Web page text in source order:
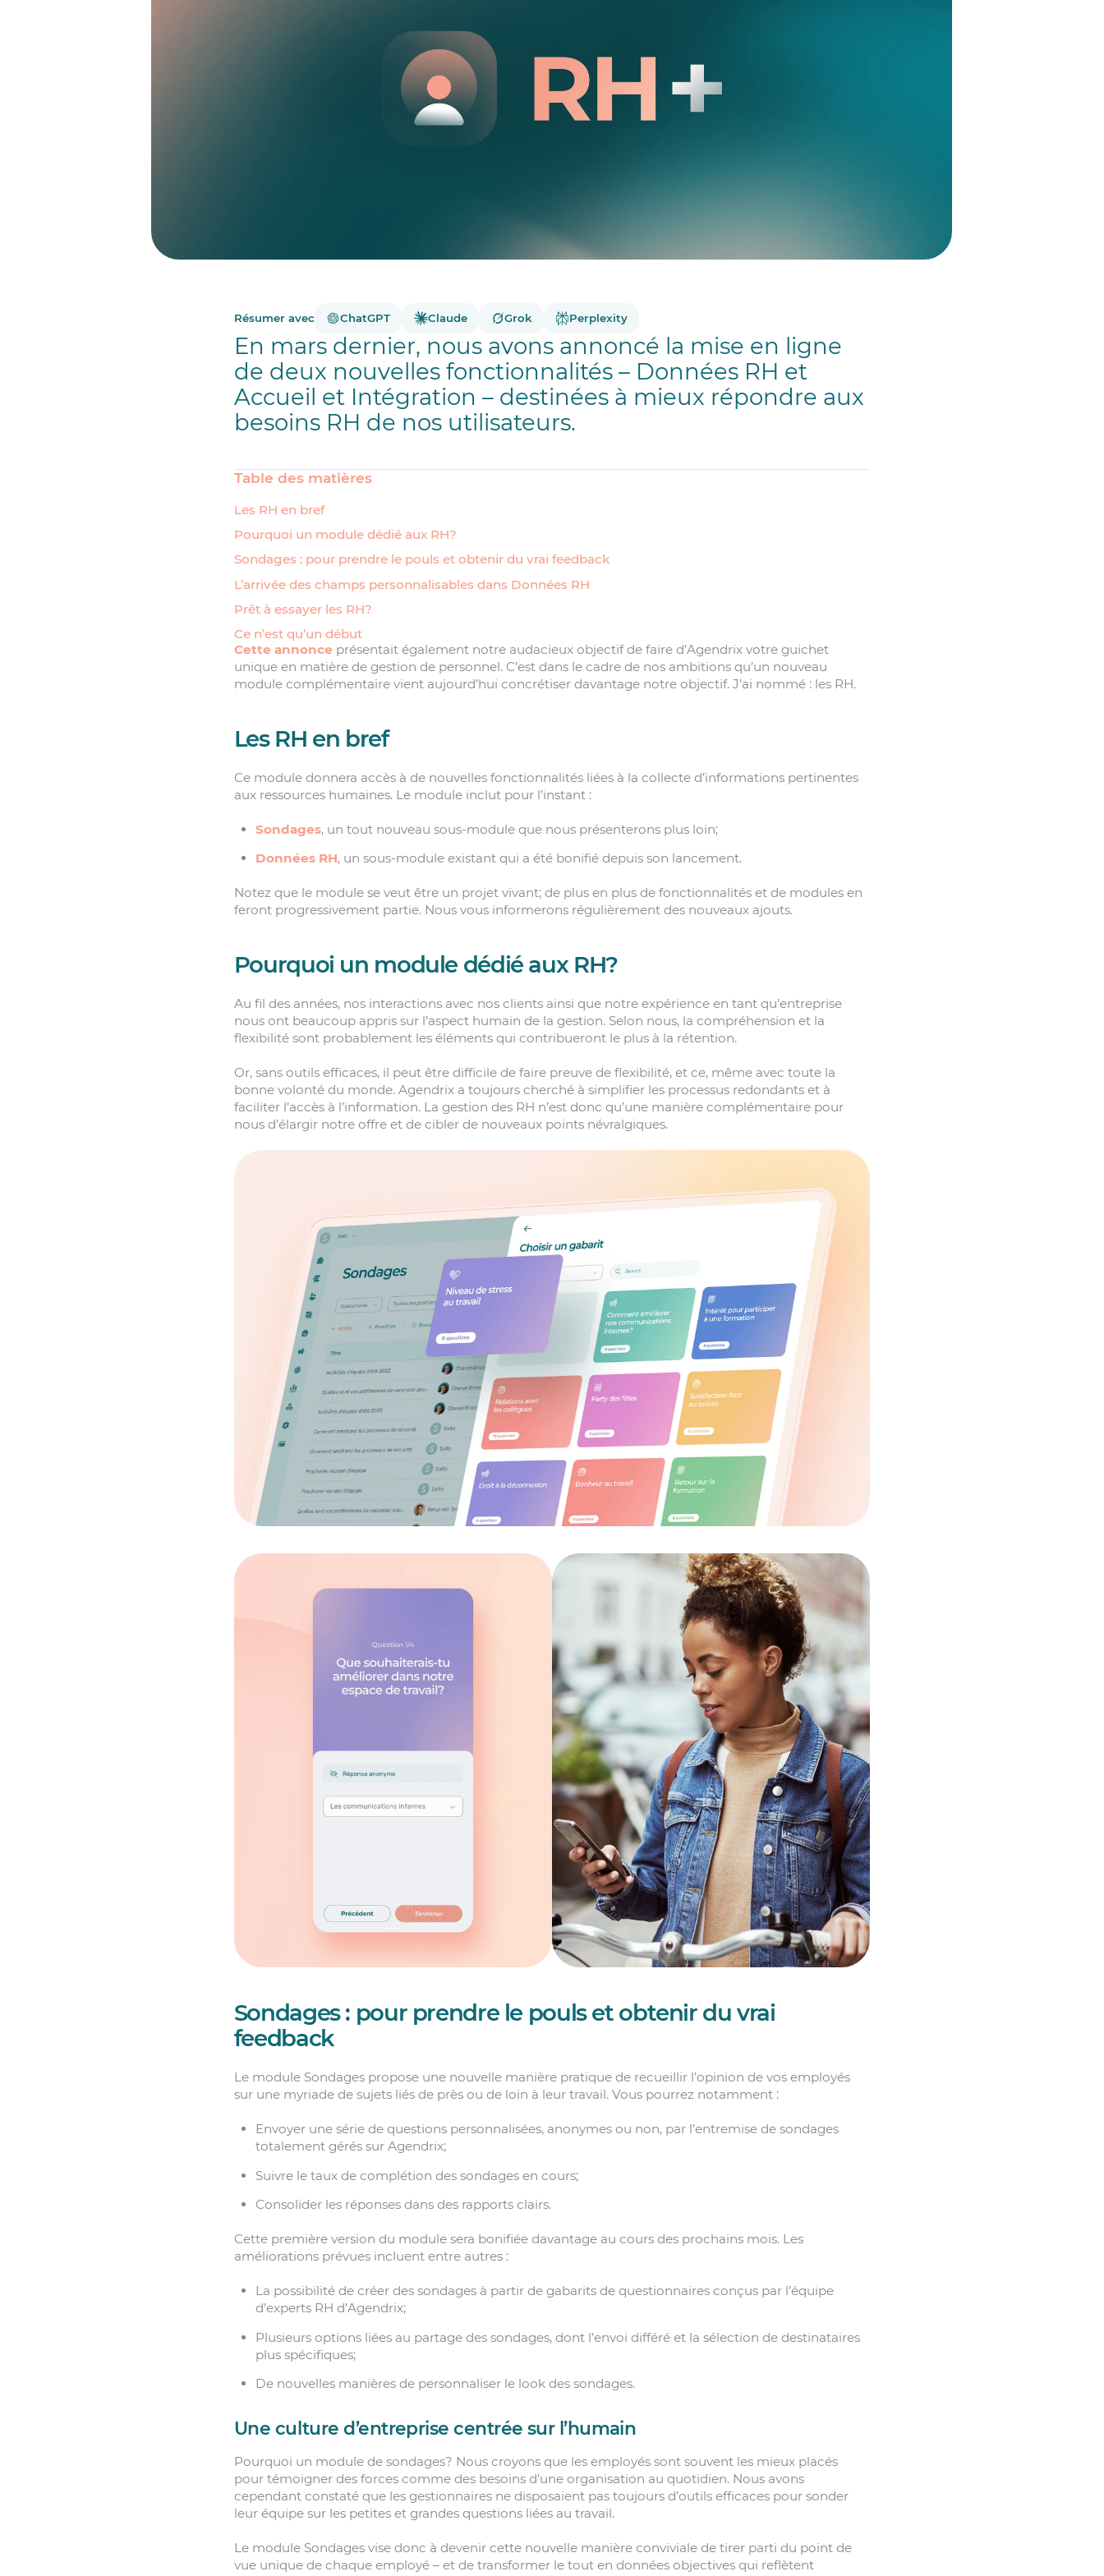
Résumer avec ChatGPT Claude Grok Perplexity
En mars dernier, nous avons annoncé la mise en ligne
de deux nouvelles fonctionnalités – Données RH et
Accueil et Intégration – destinées à mieux répondre aux
besoins RH de nos utilisateurs.
Table des matières
Les RH en bref
Pourquoi un module dédié aux RH?
Sondages : pour prendre le pouls et obtenir du vrai feedback
L’arrivée des champs personnalisables dans Données RH
Prêt à essayer les RH?
Ce n’est qu’un début
Cette annonce présentait également notre audacieux objectif de faire d’Agendrix votre guichet
unique en matière de gestion de personnel. C’est dans le cadre de nos ambitions qu’un nouveau
module complémentaire vient aujourd’hui concrétiser davantage notre objectif. J’ai nommé : les RH.
Les RH en bref
Ce module donnera accès à de nouvelles fonctionnalités liées à la collecte d’informations pertinentes
aux ressources humaines. Le module inclut pour l’instant :
Sondages, un tout nouveau sous-module que nous présenterons plus loin;
Données RH, un sous-module existant qui a été bonifié depuis son lancement.
Notez que le module se veut être un projet vivant; de plus en plus de fonctionnalités et de modules en
feront progressivement partie. Nous vous informerons régulièrement des nouveaux ajouts.
Pourquoi un module dédié aux RH?
Au fil des années, nos interactions avec nos clients ainsi que notre expérience en tant qu’entreprise
nous ont beaucoup appris sur l’aspect humain de la gestion. Selon nous, la compréhension et la
flexibilité sont probablement les éléments qui contribueront le plus à la rétention.
Or, sans outils efficaces, il peut être difficile de faire preuve de flexibilité, et ce, même avec toute la
bonne volonté du monde. Agendrix a toujours cherché à simplifier les processus redondants et à
faciliter l’accès à l’information. La gestion des RH n’est donc qu’une manière complémentaire pour
nous d’élargir notre offre et de cibler de nouveaux points névralgiques.
Sondages : pour prendre le pouls et obtenir du vrai
feedback
Le module Sondages propose une nouvelle manière pratique de recueillir l’opinion de vos employés
sur une myriade de sujets liés de près ou de loin à leur travail. Vous pourrez notamment :
Envoyer une série de questions personnalisées, anonymes ou non, par l’entremise de sondages
totalement gérés sur Agendrix;
Suivre le taux de complétion des sondages en cours;
Consolider les réponses dans des rapports clairs.
Cette première version du module sera bonifiée davantage au cours des prochains mois. Les
améliorations prévues incluent entre autres :
La possibilité de créer des sondages à partir de gabarits de questionnaires conçus par l’équipe
d’experts RH d’Agendrix;
Plusieurs options liées au partage des sondages, dont l’envoi différé et la sélection de destinataires
plus spécifiques;
De nouvelles manières de personnaliser le look des sondages.
Une culture d’entreprise centrée sur l’humain
Pourquoi un module de sondages? Nous croyons que les employés sont souvent les mieux placés
pour témoigner des forces comme des besoins d’une organisation au quotidien. Nous avons
cependant constaté que les gestionnaires ne disposaient pas toujours d’outils efficaces pour sonder
leur équipe sur les petites et grandes questions liées au travail.
Le module Sondages vise donc à devenir cette nouvelle manière conviviale de tirer parti du point de
vue unique de chaque employé – et de transformer le tout en données objectives qui reflètent